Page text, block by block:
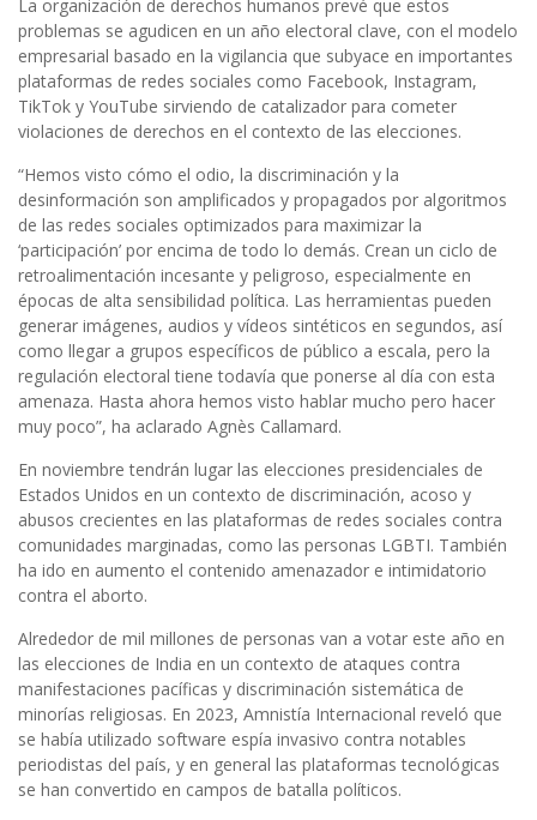
La organización de derechos humanos prevé que estos
problemas se agudicen en un año electoral clave, con el modelo
empresarial basado en la vigilancia que subyace en importantes
plataformas de redes sociales como Facebook, Instagram,
TikTok y YouTube sirviendo de catalizador para cometer
violaciones de derechos en el contexto de las elecciones.
“Hemos visto cómo el odio, la discriminación y la
desinformación son amplificados y propagados por algoritmos
de las redes sociales optimizados para maximizar la
‘participación’ por encima de todo lo demás. Crean un ciclo de
retroalimentación incesante y peligroso, especialmente en
épocas de alta sensibilidad política. Las herramientas pueden
generar imágenes, audios y vídeos sintéticos en segundos, así
como llegar a grupos específicos de público a escala, pero la
regulación electoral tiene todavía que ponerse al día con esta
amenaza. Hasta ahora hemos visto hablar mucho pero hacer
muy poco”, ha aclarado Agnès Callamard.
En noviembre tendrán lugar las elecciones presidenciales de
Estados Unidos en un contexto de discriminación, acoso y
abusos crecientes en las plataformas de redes sociales contra
comunidades marginadas, como las personas LGBTI. También
ha ido en aumento el contenido amenazador e intimidatorio
contra el aborto.
Alrededor de mil millones de personas van a votar este año en
las elecciones de India en un contexto de ataques contra
manifestaciones pacíficas y discriminación sistemática de
minorías religiosas. En 2023, Amnistía Internacional reveló que
se había utilizado software espía invasivo contra notables
periodistas del país, y en general las plataformas tecnológicas
se han convertido en campos de batalla políticos.